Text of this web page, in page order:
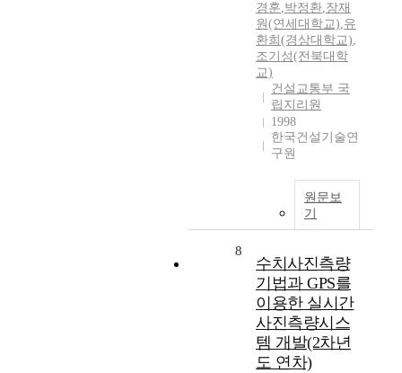
경훈,박정환,장재
원(연세대학교),유
환희(경상대학교),
조기성(전북대학
교)
건설교통부 국
립지리원
1998
한국건설기술연
구원
원문보
기
8
수치사진측량
기법과 GPS를
이용한 실시간
사진측량시스
템 개발(2차년
도 연차)